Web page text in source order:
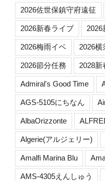
2026佐世保鎮守府遠征
2026新春ライブ 2026
2026梅雨イベ 2026横
2026節分任務 2028新
Admiral's Good Time
AGS-5105にちなん
AlbaOrizzonte
Algerie(アルジェリー)
Amalfi Marina Blu
AMS-4305えんしゅう